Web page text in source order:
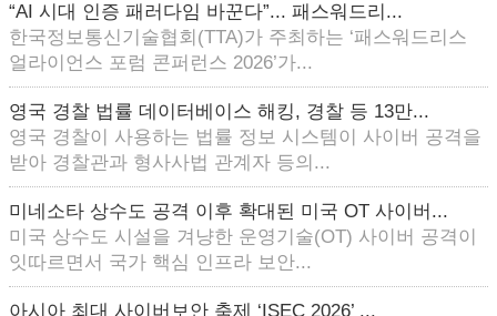
“AI 시대 인증 패러다임 바꾼다”... 패스워드리...
한국정보통신기술협회(TTA)가 주최하는 ‘패스워드리스
얼라이언스 포럼 콘퍼런스 2026’가...
영국 경찰 법률 데이터베이스 해킹, 경찰 등 13만...
영국 경찰이 사용하는 법률 정보 시스템이 사이버 공격을
받아 경찰관과 형사사법 관계자 등의...
미네소타 상수도 공격 이후 확대된 미국 OT 사이버...
미국 상수도 시설을 겨냥한 운영기술(OT) 사이버 공격이
잇따르면서 국가 핵심 인프라 보안...
아시아 최대 사이버보안 축제 ‘ISEC 2026’ ...